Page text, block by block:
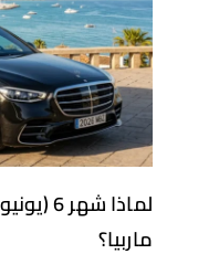
لماذا شهر 6